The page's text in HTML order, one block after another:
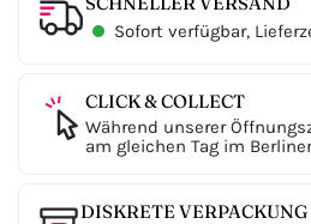
Sofort verfügbar,
CLICK & COLLECT
Während unserer
am gleichen Tag im
DISKRETE VERPACKUNG